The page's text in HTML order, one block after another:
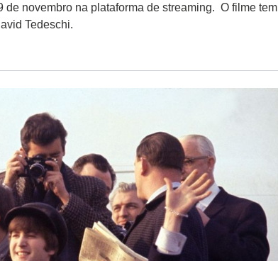
de novembro na plataforma de streaming. O filme tem
Tedeschi.